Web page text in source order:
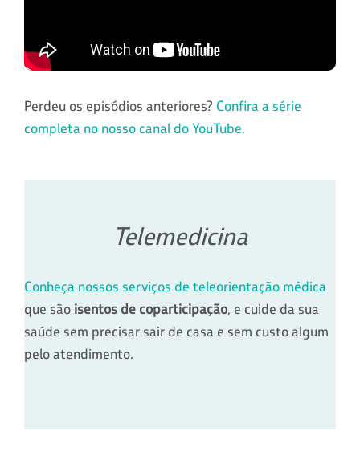
Perdeu os episódios anteriores? Confira a série
completa no nosso canal do YouTube.
Telemedicina
Conheça nossos serviços de teleorientação médica
que são isentos de coparticipação, e cuide da sua
saúde sem precisar sair de casa e sem custo algum
pelo atendimento.